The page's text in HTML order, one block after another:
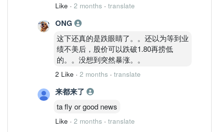
Like · 2 months · translate
ONG
这下还真的是跌眼睛了。。还以为等到业
绩不美后，股价可以跌破1.80再捞低
的。。没想到突然暴涨。。
2 Like · 2 months · translate
来都来了
ta fly or good news
Like · 2 months · translate